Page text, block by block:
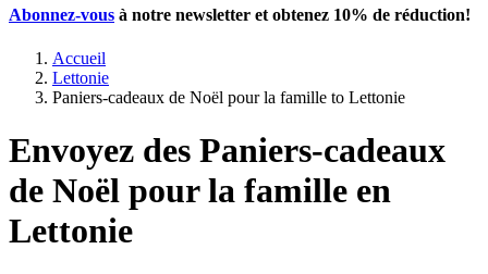
Abonnez-vous à notre newsletter et obtenez 10% de réduction!
Accueil
Lettonie
Paniers-cadeaux de Noël pour la famille to Lettonie
Envoyez des Paniers-cadeaux
de Noël pour la famille en
Lettonie